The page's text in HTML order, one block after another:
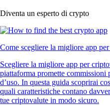
Diventa un esperto di crypto
Come scegliere la migliore app
Scegliere la migliore app per
piattaforma promette commissioni
d’uso. In questa guida scoprirai
quali caratteristiche contano
tue criptovalute in modo sicuro.